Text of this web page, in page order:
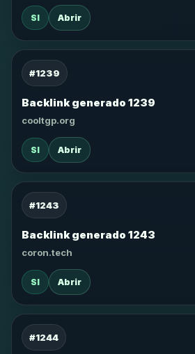
SI Abrir
#1239
Backlink generado 1239
cooltgp.org
SI Abrir
#1243
Backlink generado 1243
coron.tech
SI Abrir
#1244